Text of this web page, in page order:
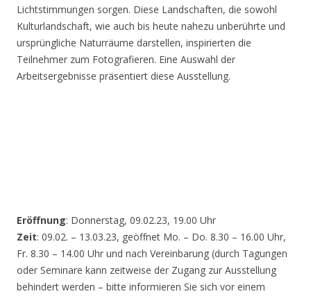
Lichtstimmungen sorgen. Diese Landschaften, die sowohl
Kulturlandschaft, wie auch bis heute nahezu unberührte und
ursprüngliche Naturräume darstellen, inspirierten die
Teilnehmer zum Fotografieren. Eine Auswahl der
Arbeitsergebnisse präsentiert diese Ausstellung.
Eröffnung: Donnerstag, 09.02.23, 19.00 Uhr
Zeit: 09.02. – 13.03.23, geöffnet Mo. – Do. 8.30 – 16.00 Uhr,
Fr. 8.30 – 14.00 Uhr und nach Vereinbarung (durch Tagungen
oder Seminare kann zeitweise der Zugang zur Ausstellung
behindert werden – bitte informieren Sie sich vor einem